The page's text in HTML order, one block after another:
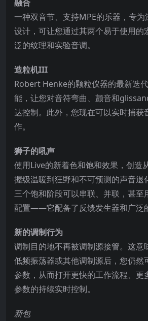
融合
一种双音节、支持MPE的乐器，专
设计，可让您通过其两个易于使用的
泛的纹理和实验音调。
造粒机III
Robert Henke的颗粒仪器的最新迭
能，让您对音符弯曲、颤音和
达控制。此外，您现在可以实时捕获
作。
狮子的吼声
使用Live的新着色和饱和效果，创造
握级温暖到狂野和不可预测的声音退
三个饱和阶段可以串联、并联，甚
配置——它配备了反馈发生器和广泛
新的调制行为
调制目的地不再被调制源接管。这意
低频振荡器或其他调制源后，您仍然
参数，从而打开更快的工作流程、更
参数的持续实时控制。
新包